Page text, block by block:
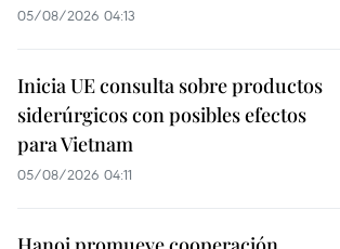
05/08/2026 04:13
Inicia UE consulta sobre productos
siderúrgicos con posibles efectos
para Vietnam
05/08/2026 04:11